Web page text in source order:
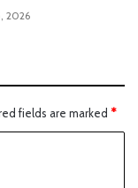
2026
fields are marked *